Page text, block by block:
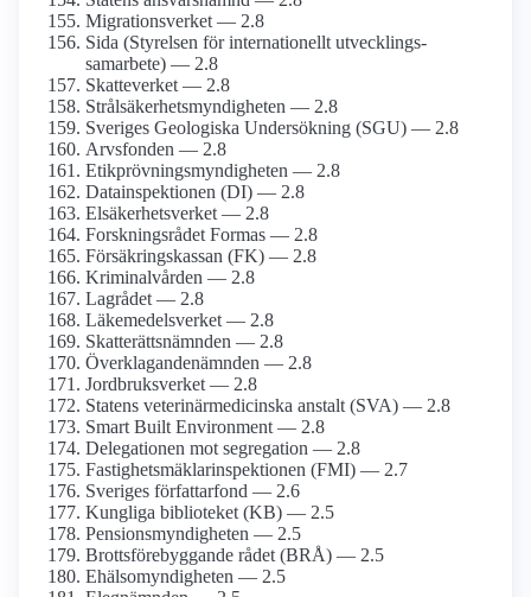
Migrationsverket — 2.8
Sida (Styrelsen för internationellt utvecklings­
samarbete) — 2.8
Skatteverket — 2.8
Strålsäkerhets­myndigheten — 2.8
Sveriges Geologiska Undersökning (SGU) — 2.8
Arvsfonden — 2.8
Etikprövnings­myndigheten — 2.8
Datainspektionen (DI) — 2.8
Elsäkerhets­verket — 2.8
Forskningsrådet Formas — 2.8
Försäkringskassan (FK) — 2.8
Kriminal­vården — 2.8
Lagrådet — 2.8
Läkemedels­verket — 2.8
Skatterätts­nämnden — 2.8
Överklagande­nämnden — 2.8
Jordbruks­verket — 2.8
Statens veterinär­medicinska anstalt (SVA) — 2.8
Smart Built Environment — 2.8
Delegationen mot segregation — 2.8
Fastighetsmäklar­inspektionen (FMI) — 2.7
Sveriges författarfond — 2.6
Kungliga biblioteket (KB) — 2.5
Pensions­myndigheten — 2.5
Brotts­förebyggande rådet (BRÅ) — 2.5
Ehälso­myndigheten — 2.5